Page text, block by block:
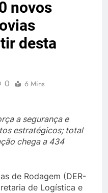
novos
desta
0 6 Mins
a segurança e
estratégicos; total
chega a 434
de Rodagem (DER-
de Logística e